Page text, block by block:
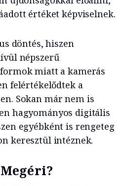
értéket képviselnek.
döntés, hiszen
népszerű
miatt a kamerás
felértékelődtek a
Sokan már nem is
hagyományos digitális
egyébként is rengeteg
keresztül intéznek.